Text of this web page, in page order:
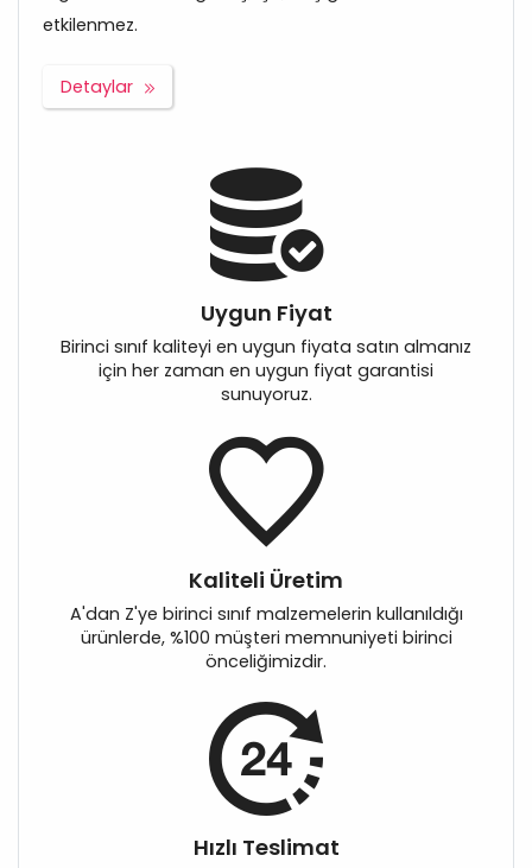
etkilenmez.
Detaylar
Uygun Fiyat
Birinci sınıf kaliteyi en uygun fiyata satın almanız
için her zaman en uygun fiyat garantisi
sunuyoruz.
Kaliteli Üretim
A'dan Z'ye birinci sınıf malzemelerin kullanıldığı
ürünlerde, %100 müşteri memnuniyeti birinci
önceliğimizdir.
Hızlı Teslimat